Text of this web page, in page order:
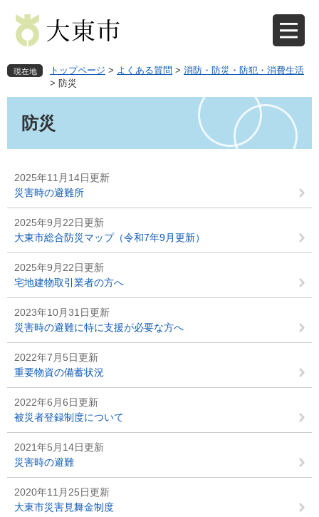
先
で
を
ば
現在地 トップページ > よくある質問 > 消防・防災・防犯・消費生活
> 防災
防災
2025年11月14日更新
災害時の避難所
2025年9月22日更新
大東市総合防災マップ（令和7年9月更新）
2025年9月22日更新
宅地建物取引業者の方へ
2023年10月31日更新
災害時の避難に特に支援が必要な方へ
2022年7月5日更新
重要物資の備蓄状況
2022年6月6日更新
被災者登録制度について
2021年5月14日更新
災害時の避難
2020年11月25日更新
大東市災害見舞金制度